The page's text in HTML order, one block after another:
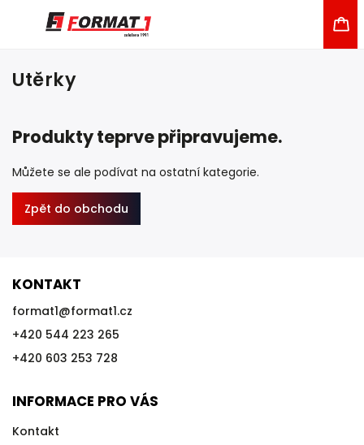
Utěrky
Produkty teprve připravujeme.
Můžete se ale podívat na ostatní kategorie.
Zpět do obchodu
KONTAKT
format1@format1.cz
+420 544 223 265
+420 603 253 728
INFORMACE PRO VÁS
Kontakt